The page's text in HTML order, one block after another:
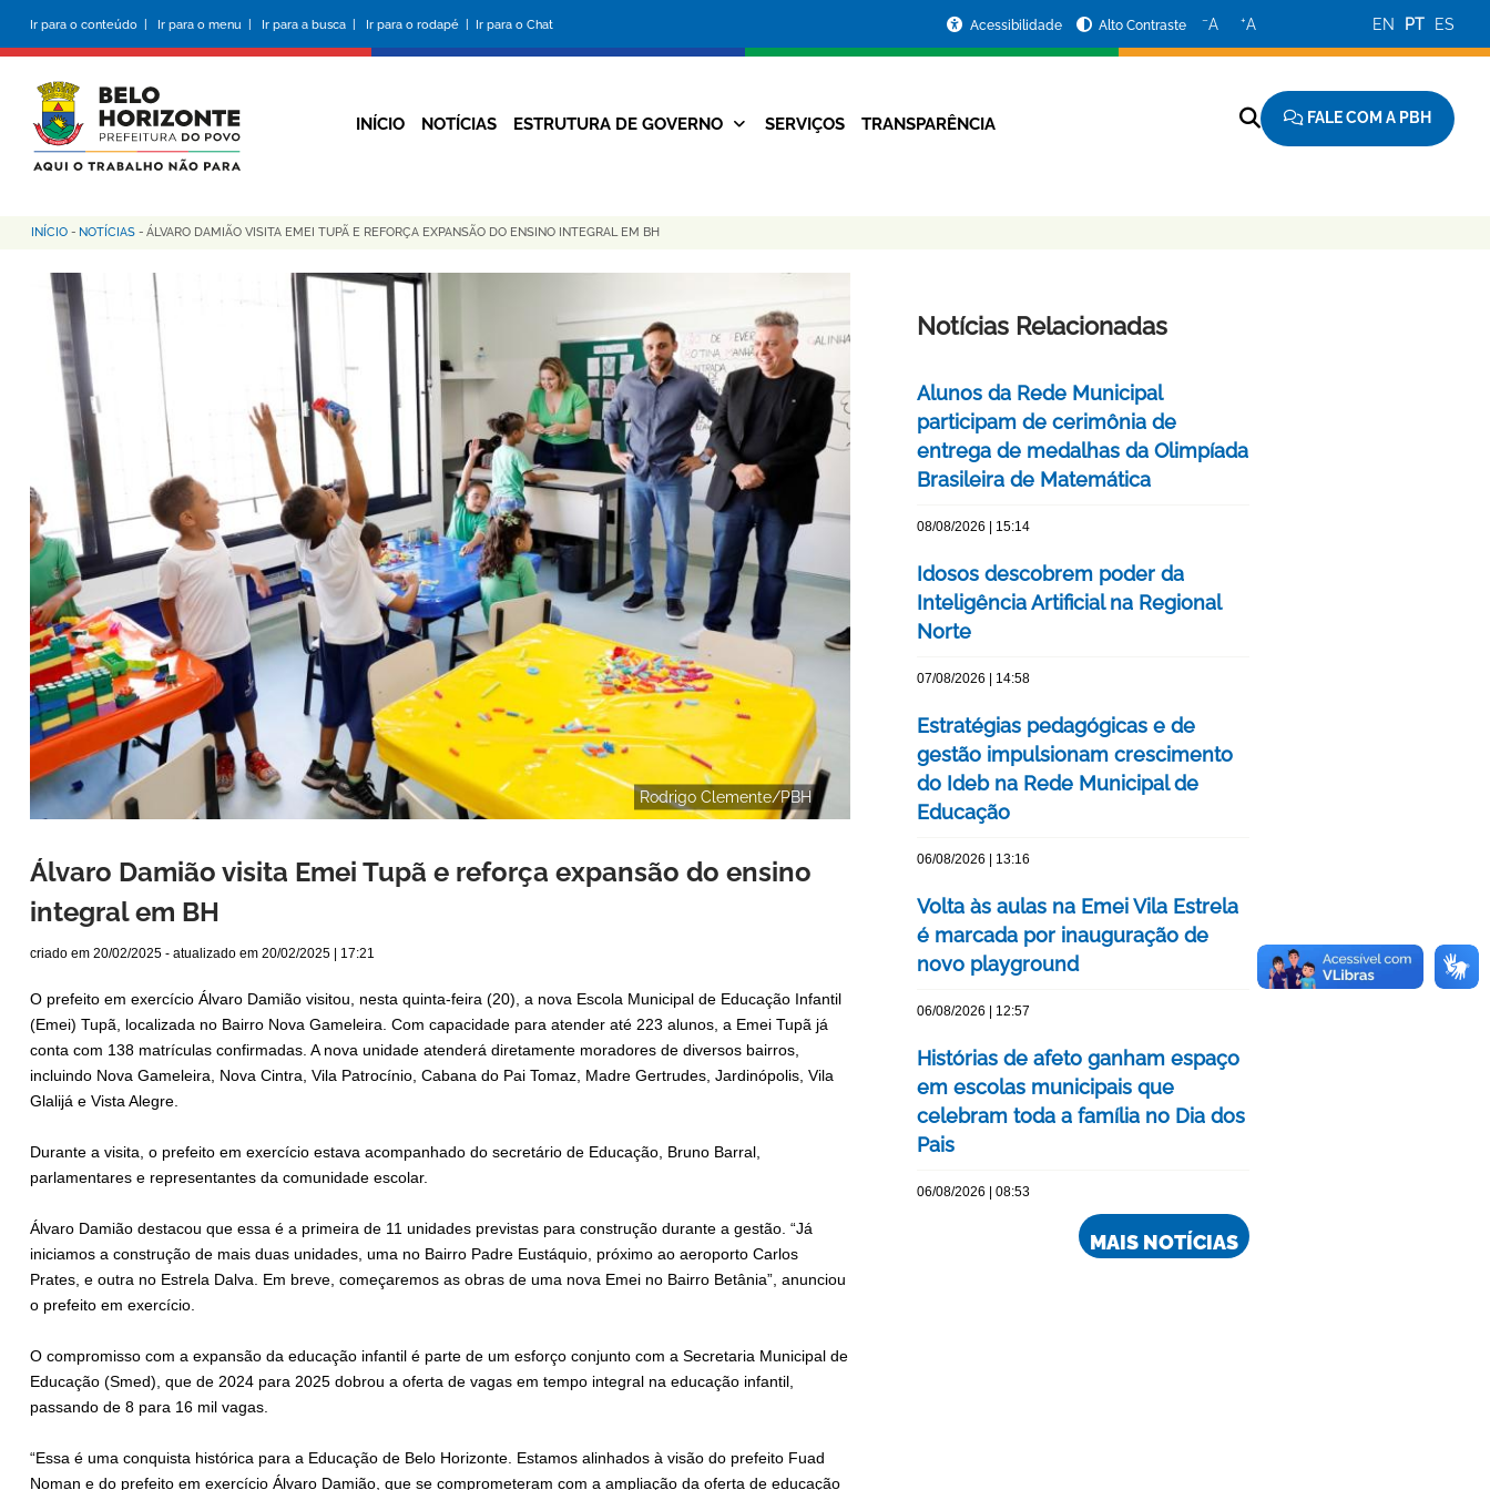
conteúdo
principal
Ir para o conteúdo | Ir para o menu | Ir para a busca | Ir para o rodapé | Ir para o Chat
da
Prefeitura
Acessibilidade Alto Contraste −A +A EN PT ES
Navegação
INÍCIO NOTÍCIAS ESTRUTURA DE GOVERNO SERVIÇOS TRANSPARÊNCIA FALE COM A PBH
Trilha
de
navegação
INÍCIO - NOTÍCIAS - ÁLVARO DAMIÃO VISITA EMEI TUPÃ E REFORÇA EXPANSÃO DO ENSINO INTEGRAL EM BH
Rodrigo Clemente/PBH
Álvaro Damião visita Emei Tupã e reforça expansão do ensino
integral em BH
criado em 20/02/2025 - atualizado em 20/02/2025 | 17:21
O prefeito em exercício Álvaro Damião visitou, nesta quinta-feira (20), a nova Escola Municipal de Educação Infantil
(Emei) Tupã, localizada no Bairro Nova Gameleira. Com capacidade para atender até 223 alunos, a Emei Tupã já
conta com 138 matrículas confirmadas. A nova unidade atenderá diretamente moradores de diversos bairros,
incluindo Nova Gameleira, Nova Cintra, Vila Patrocínio, Cabana do Pai Tomaz, Madre Gertrudes, Jardinópolis, Vila
Glalijá e Vista Alegre.
Durante a visita, o prefeito em exercício estava acompanhado do secretário de Educação, Bruno Barral,
parlamentares e representantes da comunidade escolar.
Álvaro Damião destacou que essa é a primeira de 11 unidades previstas para construção durante a gestão. “Já
iniciamos a construção de mais duas unidades, uma no Bairro Padre Eustáquio, próximo ao aeroporto Carlos
Prates, e outra no Estrela Dalva. Em breve, começaremos as obras de uma nova Emei no Bairro Betânia”, anunciou
o prefeito em exercício.
O compromisso com a expansão da educação infantil é parte de um esforço conjunto com a Secretaria Municipal de
Educação (Smed), que de 2024 para 2025 dobrou a oferta de vagas em tempo integral na educação infantil,
passando de 8 para 16 mil vagas.
“Essa é uma conquista histórica para a Educação de Belo Horizonte. Estamos alinhados à visão do prefeito Fuad
Noman e do prefeito em exercício Álvaro Damião, que se comprometeram com a ampliação da oferta de educação
Notícias Relacionadas
Alunos da Rede Municipal
participam de cerimônia de
entrega de medalhas da Olimpíada
Brasileira de Matemática
08/08/2026 | 15:14
Idosos descobrem poder da
Inteligência Artificial na Regional
Norte
07/08/2026 | 14:58
Estratégias pedagógicas e de
gestão impulsionam crescimento
do Ideb na Rede Municipal de
Educação
06/08/2026 | 13:16
Volta às aulas na Emei Vila Estrela
é marcada por inauguração de
novo playground
06/08/2026 | 12:57
Histórias de afeto ganham espaço
em escolas municipais que
celebram toda a família no Dia dos
Pais
06/08/2026 | 08:53
MAIS NOTÍCIAS